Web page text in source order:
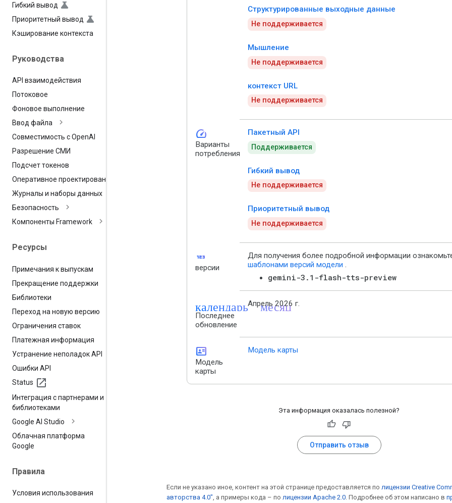
Гибкий вывод
Приоритетный вывод
Кэширование контекста
Руководства
API взаимодействия
Потоковое
Фоновое выполнение
Ввод файла
Совместимость с OpenAI
Разрешение СМИ
Подсчет токенов
Оперативное проектирование
Журналы и наборы данных
Безопасность
Компоненты Framework
Ресурсы
Примечания к выпускам
Прекращение поддержки
Библиотеки
Переход на новую версию
Ограничения ставок
Платежная информация
Устранение неполадок API
Ошибки API
Status
Интеграция с партнерами и
библиотеками
Google AI Studio
Облачная платформа
Google
Правила
Условия использования
Структурированные выходные данные
Не поддерживается
Мышление
Не поддерживается
контекст URL
Не поддерживается
speed
Варианты
потребления
Пакетный API
Поддерживается
Гибкий вывод
Не поддерживается
Приоритетный вывод
Не поддерживается
123
версии
Для получения более подробной информации
шаблонами версий модели .
gemini-3.1-flash-tts-preview
календарь_месяц
Последнее
обновление
Апрель 2026 г.
id_card
Модель
карты
Модель карты
Эта информация оказалась полезной?
Отправить отзыв
Если не указано иное, контент на этой странице предоставляется по лицензии Creative
авторства 4.0", а примеры кода – по лицензии Apache 2.0. Подробнее об этом написано в